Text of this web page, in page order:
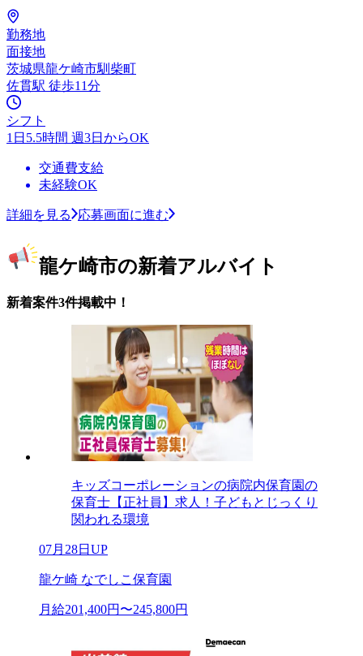
勤務地
面接地
茨城県龍ケ崎市馴柴町
佐貫駅 徒歩11分
シフト
1日5.5時間 週3日からOK
交通費支給
未経験OK
詳細を見る 応募画面に進む
龍ケ崎市の新着アルバイト
新着案件3件掲載中！
キッズコーポレーションの病院内保育園の
保育士【正社員】求人！子どもとじっくり
関われる環境
07月28日UP
龍ケ崎 なでしこ保育園
月給201,400円〜245,800円